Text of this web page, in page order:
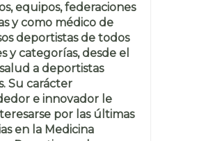
equipos, federaciones
y como médico de
deportistas de todos
y categorías, desde el
a deportistas
Su carácter
e innovador le
por las últimas
en la Medicina